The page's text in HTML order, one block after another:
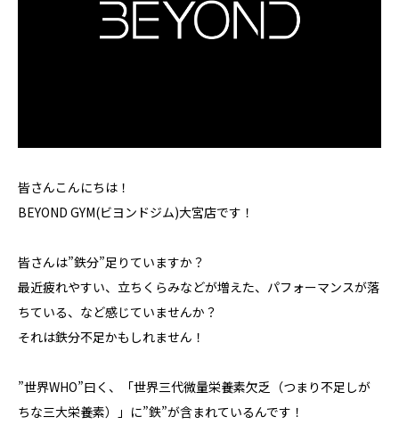
皆さんこんにちは！
BEYOND GYM(ビヨンドジム)大宮店です！
皆さんは”鉄分”足りていますか？
最近疲れやすい、立ちくらみなどが増えた、パフォーマンスが落
ちている、など感じていませんか？
それは鉄分不足かもしれません！
”世界WHO”曰く、「世界三代微量栄養素欠乏（つまり不足しが
ちな三大栄養素）」に”鉄”が含まれているんです！